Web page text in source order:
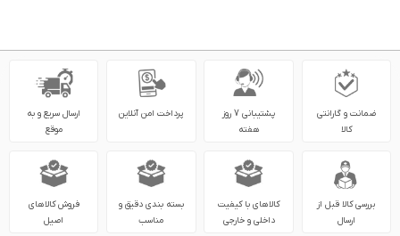
ضمانت و گارانتی
کالا
پشتیبانی 7 روز
هفته
پرداخت امن آنلاین
ارسال سریع و به
موقع
بررسی کالا قبل از
ارسال
کالاهای با کیفیت
داخلی و خارجی
بسته بندی دقیق و
مناسب
فروش کالاهای
اصیل